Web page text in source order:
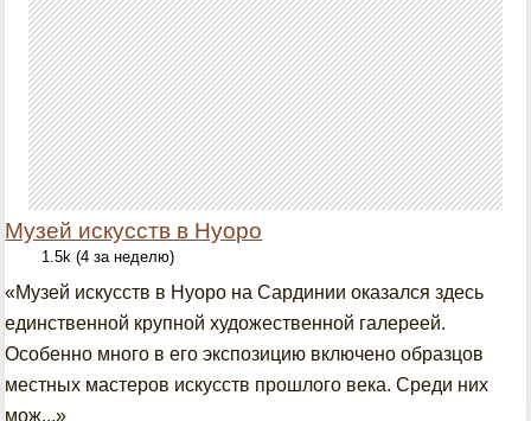
Музей искусств в Нуоро
1.5k (4 за неделю)
«Музей искусств в Нуоро на Сардинии оказался здесь
единственной крупной художественной галереей.
Особенно много в его экспозицию включено образцов
местных мастеров искусств прошлого века. Среди них
мож...»